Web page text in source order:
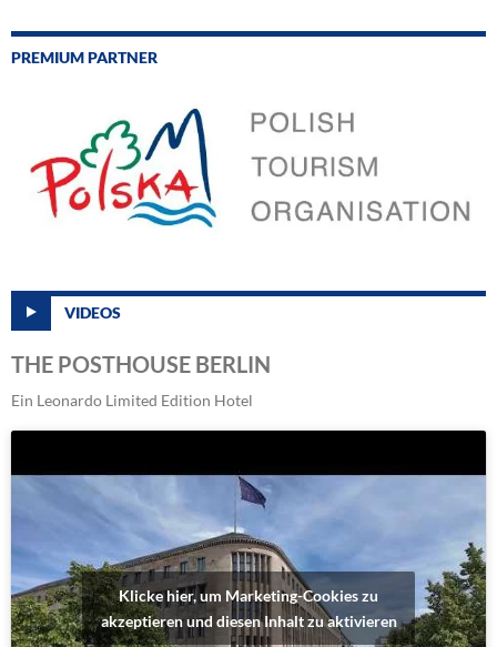
PREMIUM PARTNER
VIDEOS
THE POSTHOUSE BERLIN
Ein Leonardo Limited Edition Hotel
Klicke hier, um Marketing-Cookies zu
akzeptieren und diesen Inhalt zu aktivieren